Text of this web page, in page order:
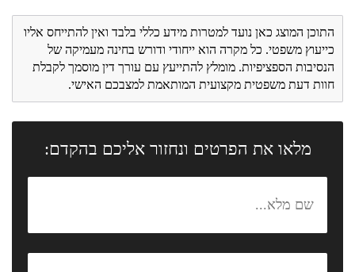
התוכן המוצג כאן נועד למטרות מידע כללי בלבד ואין להתייחס אליו
כייעוץ משפטי. כל מקרה הוא ייחודי ודורש בחינה מעמיקה של
הנסיבות הספציפיות. מומלץ להתייעץ עם עורך דין מוסמך לקבלת
חוות דעת משפטית מקצועית המותאמת למצבכם האישי.
מלאו את הפרטים ונחזור אליכם בהקדם: